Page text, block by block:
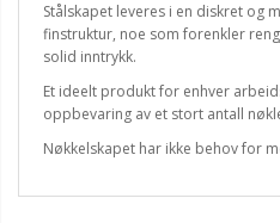
Stålskapet leveres i en diskret og
finstruktur, noe som forenkler
solid inntrykk.
Et ideelt produkt for enhver
oppbevaring av et stort antall
Nøkkelskapet har ikke behov for